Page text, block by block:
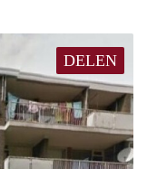
DELEN